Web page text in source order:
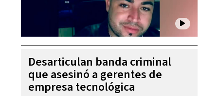
Desarticulan banda criminal
que asesinó a gerentes de
empresa tecnológica